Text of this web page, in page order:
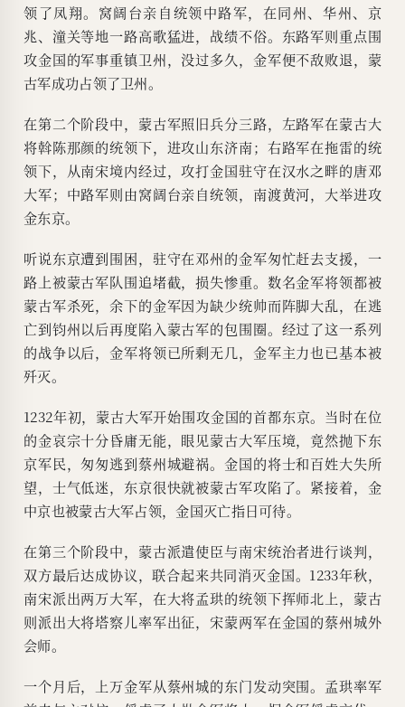
领了凤翔。窝阔台亲自统领中路军，在同州、华州、京
兆、潼关等地一路高歌猛进，战绩不俗。东路军则重点围
攻金国的军事重镇卫州，没过多久，金军便不敌败退，蒙
古军成功占领了卫州。
在第二个阶段中，蒙古军照旧兵分三路，左路军在蒙古大
将斡陈那颜的统领下，进攻山东济南；右路军在拖雷的统
领下，从南宋境内经过，攻打金国驻守在汉水之畔的唐邓
大军；中路军则由窝阔台亲自统领，南渡黄河，大举进攻
金东京。
听说东京遭到围困，驻守在邓州的金军匆忙赶去支援，一
路上被蒙古军队围追堵截，损失惨重。数名金军将领都被
蒙古军杀死，余下的金军因为缺少统帅而阵脚大乱，在逃
亡到钧州以后再度陷入蒙古军的包围圈。经过了这一系列
的战争以后，金军将领已所剩无几，金军主力也已基本被
歼灭。
1232年初，蒙古大军开始围攻金国的首都东京。当时在位
的金哀宗十分昏庸无能，眼见蒙古大军压境，竟然抛下东
京军民，匆匆逃到蔡州城避祸。金国的将士和百姓大失所
望，士气低迷，东京很快就被蒙古军攻陷了。紧接着，金
中京也被蒙古大军占领，金国灭亡指日可待。
在第三个阶段中，蒙古派遣使臣与南宋统治者进行谈判，
双方最后达成协议，联合起来共同消灭金国。1233年秋，
南宋派出两万大军，在大将孟珙的统领下挥师北上，蒙古
则派出大将塔察儿率军出征，宋蒙两军在金国的蔡州城外
会师。
一个月后，上万金军从蔡州城的东门发动突围。孟珙率军